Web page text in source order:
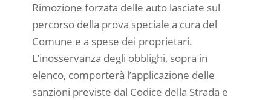
Rimozione forzata delle auto lasciate sul
percorso della prova speciale a cura del
Comune e a spese dei proprietari.
L’inosservanza degli obblighi, sopra in
elenco, comporterà l’applicazione delle
sanzioni previste dal Codice della Strada e